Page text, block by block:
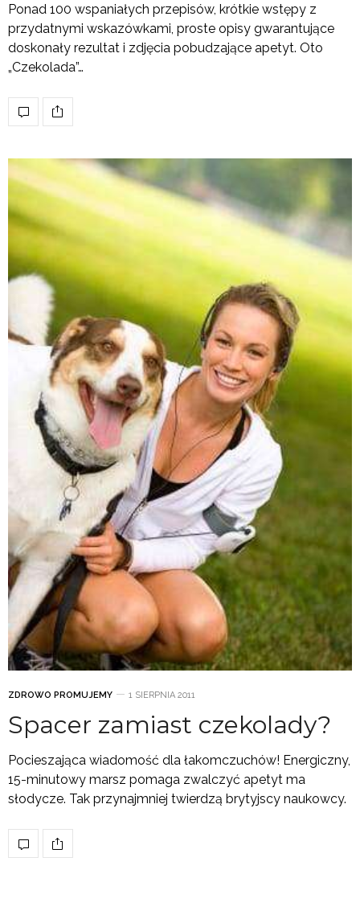
Ponad 100 wspaniałych przepisów, krótkie wstępy z
przydatnymi wskazówkami, proste opisy gwarantujące
doskonały rezultat i zdjęcia pobudzające apetyt. Oto
„Czekolada”…
ZDROWO PROMUJEMY 1 SIERPNIA 2011
Spacer zamiast czekolady?
Pocieszająca wiadomość dla łakomczuchów! Energiczny,
15-minutowy marsz pomaga zwalczyć apetyt ma
słodycze. Tak przynajmniej twierdzą brytyjscy naukowcy.